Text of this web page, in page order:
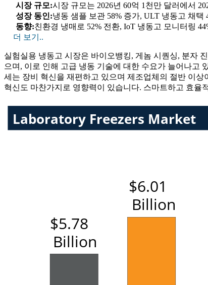
시장 규모:시장 규모는 2026년 60억 1천만 달러에서
성장 동인:냉동 샘플 보관 58% 증가, ULT 냉동고 채택
동향:친환경 냉매로 52% 전환, IoT 냉동고 모니터링
더 보기..
실험실용 냉동고 시장은 바이오뱅킹, 게놈 시퀀싱, 분자
으며, 이로 인해 고급 냉동 기술에 대한 수요가 늘어나고
세는 장비 혁신을 재편하고 있으며 제조업체의 절반 이
혁신도 마찬가지로 영향력이 있습니다. 스마트하고 효